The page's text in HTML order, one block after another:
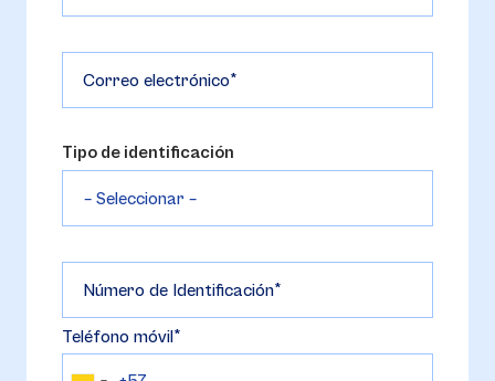
Correo electrónico
Tipo de identificación
Número de Identificación
Teléfono móvil